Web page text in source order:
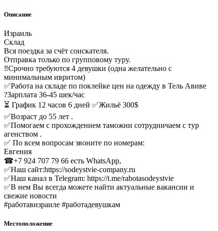
Описание
Израиль
Склад
Вся поездка за счёт соискателя.
Отправка только по групповому туру.
‼Срочно требуются 4 девушки (одна желательно с
минимальным ивритом)
✅Работа на складе по поклейке цен на одежду в Тель Авиве
?Зарплата 36-45 шек/час
⏳ График 12 часов 6 дней ✅Жильё 300$
✅Возраст до 55 лет .
✅Помогаем с прохождением таможни сотрудничаем с тур
агенством .
✅ По всем вопросам звоните по номерам:
Евгения
☎+7 924 707 79 66 есть WhatsApp,
✅Наш сайт:https://sodeystvie-company.ru
✅Наш канал в Telegram: https://t.me/rabotasodeystvie
✅В нем Вы всегда можете найти актуальные вакансии и
свежие новости
#работавизраиле #работадевушкам
Местоположение